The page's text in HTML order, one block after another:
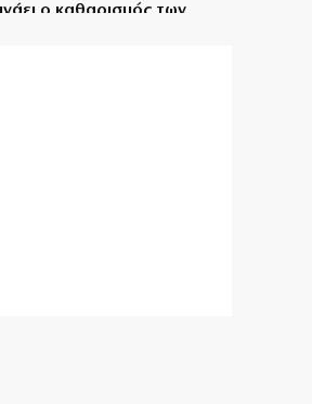
ο καθαρισμός των